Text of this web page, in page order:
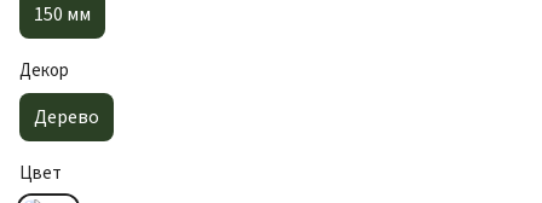
150 мм
Декор
Дерево
Цвет